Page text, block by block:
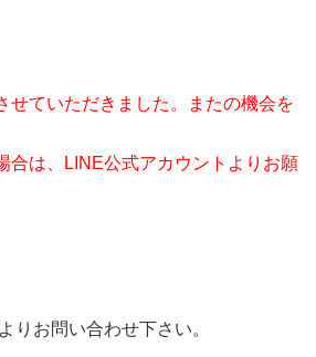
せていただきました。またの機会を
合は、LINE公式アカウントよりお願
りお問い合わせ下さい。